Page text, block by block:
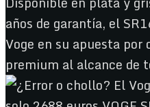
años de garantía, el
Voge en su apuesta
premium al alcance de